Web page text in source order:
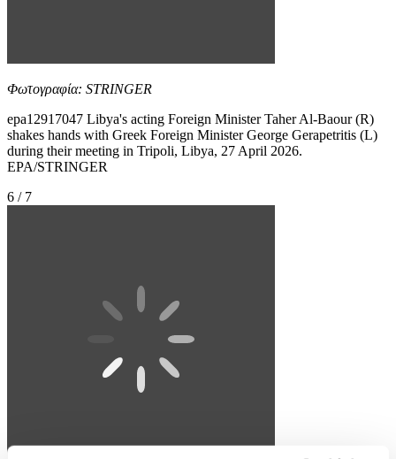
Φωτογραφία: STRINGER
epa12917047 Libya's acting Foreign Minister Taher Al-Baour (R)
shakes hands with Greek Foreign Minister George Gerapetritis (L)
during their meeting in Tripoli, Libya, 27 April 2026.
EPA/STRINGER
6 / 7